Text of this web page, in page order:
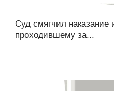
Суд смягчил
проходившему за...